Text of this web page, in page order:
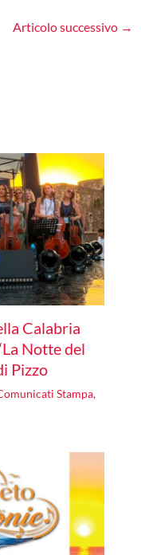
Articolo successivo →
Calabria
Notte del
Pizzo
Stampa,